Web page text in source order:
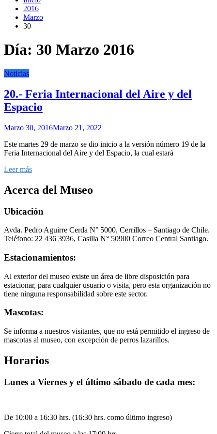
2016
Marzo
30
Día: 30 Marzo 2016
Noticias
20.- Feria Internacional del Aire y del
Espacio
Marzo 30, 2016Marzo 21, 2022
Este martes 29 de marzo se dio inicio a la versión número 19 de la
Feria Internacional del Aire y del Espacio, la cual estará
Leer más
Acerca del Museo
Ubicación
Avda. Pedro Aguirre Cerda N° 5000, Cerrillos – Santiago de Chile.
Teléfono: 22 436 3936, Casilla N° 50900 Correo Central Santiago.
Estacionamientos:
Al exterior del museo existe un área de libre disposición para
estacionar, para cualquier usuario o visita, pero esta organización no
tiene ninguna responsabilidad sobre este sector.
Mascotas:
Se informa a nuestros visitantes, que no está permitido el ingreso de
mascotas al museo, con excepción de perros lazarillos.
Horarios
Lunes a Viernes y el último sábado de cada mes:
De 10:00 a 16:30 hrs. (16:30 hrs. como último ingreso)